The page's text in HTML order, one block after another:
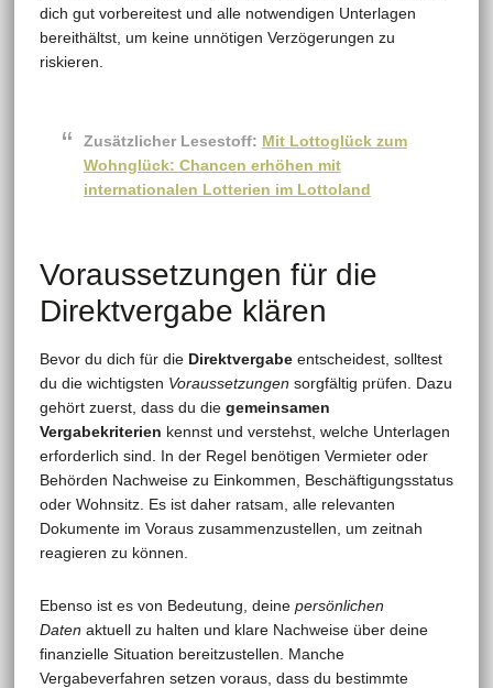
dich gut vorbereitest und alle notwendigen Unterlagen
bereithältst, um keine unnötigen Verzögerungen zu
riskieren.
Zusätzlicher Lesestoff: Mit Lottoglück zum
Wohnglück: Chancen erhöhen mit
internationalen Lotterien im Lottoland
Voraussetzungen für die
Direktvergabe klären
Bevor du dich für die Direktvergabeentscheidest, solltest
du die wichtigsten Voraussetzungen sorgfältig prüfen. Dazu
gehört zuerst, dass du die gemeinsamen
Vergabekriterien kennst und verstehst, welche Unterlagen
erforderlich sind. In der Regel benötigen Vermieter oder
Behörden Nachweise zu Einkommen, Beschäftigungsstatus
oder Wohnsitz. Es ist daher ratsam, alle relevanten
Dokumente im Voraus zusammenzustellen, um zeitnah
reagieren zu können.
Ebenso ist es von Bedeutung, deine persönlichen
Daten aktuell zu halten und klare Nachweise über deine
finanzielle Situation bereitzustellen. Manche
Vergabeverfahren setzen voraus, dass du bestimmte